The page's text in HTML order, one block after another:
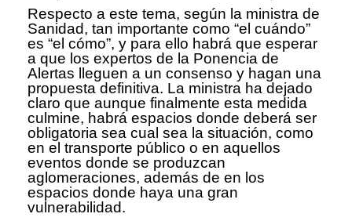
Respecto a este tema, según la ministra de
Sanidad, tan importante como “el cuándo”
es “el cómo”, y para ello habrá que esperar
a que los expertos de la Ponencia de
Alertas lleguen a un consenso y hagan una
propuesta definitiva. La ministra ha dejado
claro que aunque finalmente esta medida
culmine, habrá espacios donde deberá ser
obligatoria sea cual sea la situación, como
en el transporte público o en aquellos
eventos donde se produzcan
aglomeraciones, además de en los
espacios donde haya una gran
vulnerabilidad.